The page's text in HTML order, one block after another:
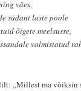
väes,
südant laste poole
õigete meelsusse,
valmistatud
„Millest ma võiksin